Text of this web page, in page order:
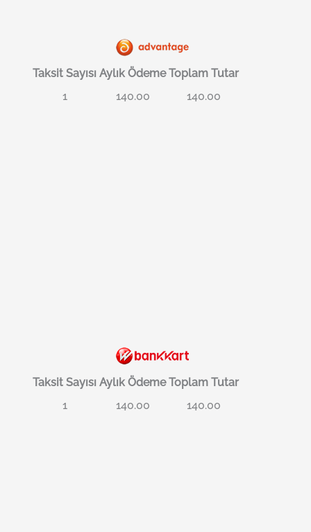
Taksit Sayısı Aylık Ödeme Toplam Tutar
1
140.00 140.00
Taksit Sayısı Aylık Ödeme Toplam Tutar
1
140.00 140.00